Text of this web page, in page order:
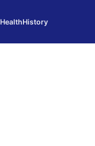
HealthHistory